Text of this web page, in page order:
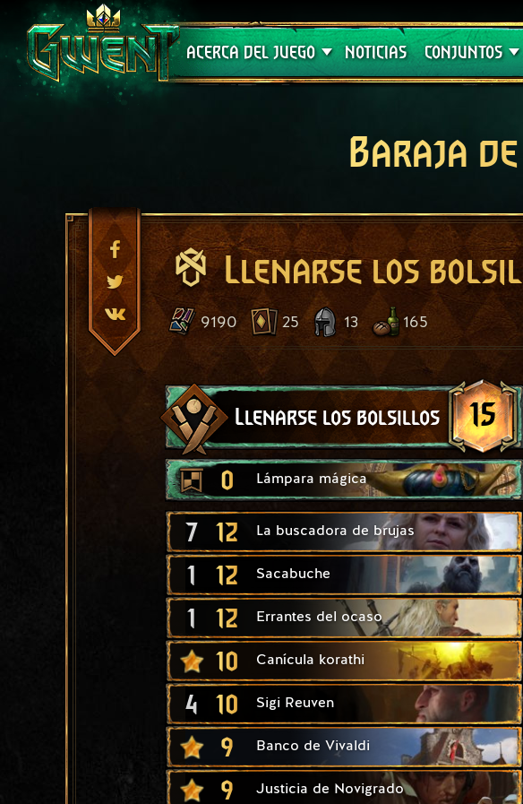
ACERCA DEL JUEGO
Soporte técnico
NOTICIAS CONJUNTOS
Crimson
Baraja
Llenarse los
9190 25 13 165
Llenarse los bolsillos 15
0 Lámpara mágica
7 12 La buscadora de brujas
1 12 Sacabuche
1 12 Errantes del ocaso
10 Canícula korathi
4 10 Sigi Reuven
9 Banco de Vivaldi
9 Justicia de Novigrado